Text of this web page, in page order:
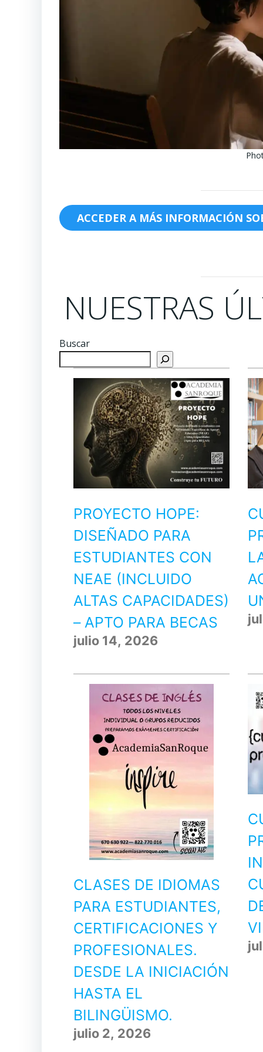
ACCEDER A MÁS INFORMACIÓN
NUESTRAS
Buscar
PROYECTO HOPE:
DISEÑADO PARA
ESTUDIANTES CON
NEAE (INCLUIDO
ALTAS CAPACIDADES)
– APTO PARA BECAS
julio 14, 2026
CLASES DE IDIOMAS
PARA ESTUDIANTES,
CERTIFICACIONES Y
PROFESIONALES.
DESDE LA INICIACIÓN
HASTA EL
BILINGÜISMO.
julio 2, 2026